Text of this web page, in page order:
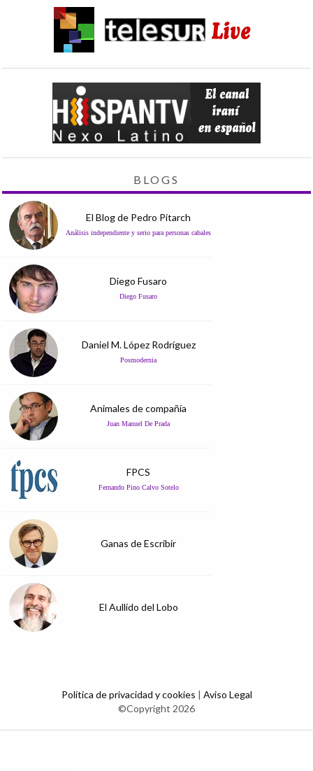
BLOGS
El Blog de Pedro Pitarch
Análisis independiente y serio para personas cabales
Diego Fusaro
Diego Fusaro
Daniel M. López Rodríguez
Posmodernia
Animales de compañía
Juan Manuel De Prada
FPCS
Fernando Pino Calvo Sotelo
Ganas de Escribir
El Aullido del Lobo
Política de privacidad y cookies | Aviso Legal
©Copyright 2026